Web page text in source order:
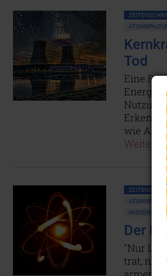
Tod
Eine
Nutzung
wie
Der
"Nur
trat, nie